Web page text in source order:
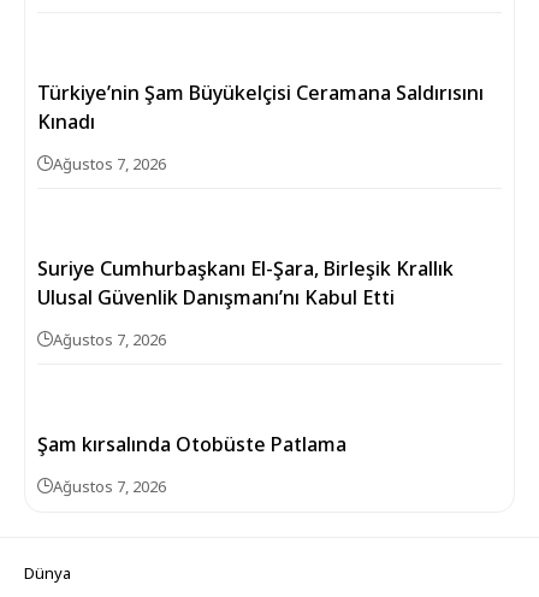
Türkiye’nin Şam Büyükelçisi Ceramana Saldırısını
Kınadı
Ağustos 7, 2026
Suriye Cumhurbaşkanı El-Şara, Birleşik Krallık
Ulusal Güvenlik Danışmanı’nı Kabul Etti
Ağustos 7, 2026
Şam kırsalında Otobüste Patlama
Ağustos 7, 2026
Dünya